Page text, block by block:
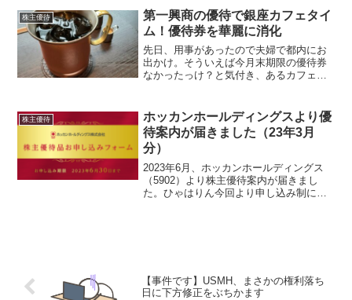
ひゃはりんこのチョコレートが美味なん
です中身はこ...
株主優待
第一興商の優待で銀座カフェタイ
ム！優待券を華麗に消化
先日、用事があったので夫婦で都内にお
出かけ。そういえば今月末期限の優待券
なかったっけ？と気付き、あるカフェへ
の株主優待券を使用することができま
す。休日の昼下がりでしたが、...
株主優待
ホッカンホールディングスより優
待案内が届きました（23年3月
分）
2023年6月、ホッカンホールディングス
（5902）より株主優待案内が届きまし
た。ひゃはりん今回より申し込み制にな
【事件です】USMH、まさかの権利落ち
日に下方修正をぶちかます